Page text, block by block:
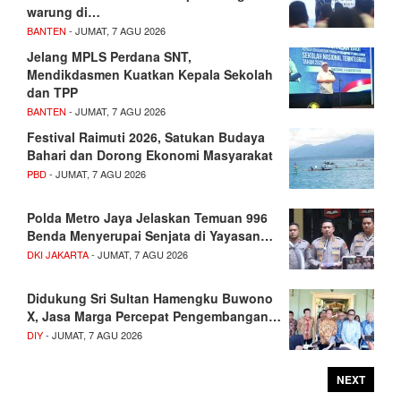
warung di…
BANTEN - JUMAT, 7 AGU 2026
Jelang MPLS Perdana SNT,
Mendikdasmen Kuatkan Kepala Sekolah
dan TPP
BANTEN - JUMAT, 7 AGU 2026
Festival Raimuti 2026, Satukan Budaya
Bahari dan Dorong Ekonomi Masyarakat
PBD- JUMAT, 7 AGU 2026
Polda Metro Jaya Jelaskan Temuan 996
Benda Menyerupai Senjata di Yayasan…
DKI JAKARTA- JUMAT, 7 AGU 2026
Didukung Sri Sultan Hamengku Buwono
X, Jasa Marga Percepat Pengembangan…
DIY- JUMAT, 7 AGU 2026
NEXT